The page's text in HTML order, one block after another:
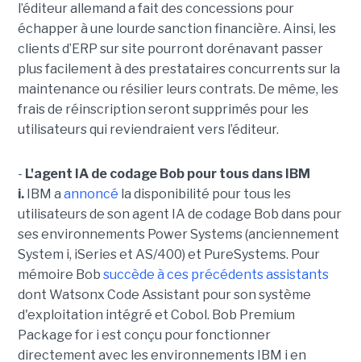
l’éditeur allemand a fait des concessions pour
échapper à une lourde sanction financière. Ainsi, les
clients d’ERP sur site pourront dorénavant passer
plus facilement à des prestataires concurrents sur la
maintenance ou résilier leurs contrats. De même, les
frais de réinscription seront supprimés pour les
utilisateurs qui reviendraient vers l’éditeur.
- L'agent IA de codage Bob pour tous dans IBM
i.IBM a annoncé la disponibilité pour tous les
utilisateurs de son agent IA de codage Bob dans pour
ses environnements Power Systems (anciennement
System i, iSeries et AS/400) et PureSystems. Pour
mémoire Bob succède à ces précédents assistants
dont Watsonx Code Assistant pour son système
d'exploitation intégré et Cobol. Bob Premium
Package for i est conçu pour fonctionner
directement avec les environnements IBM i en